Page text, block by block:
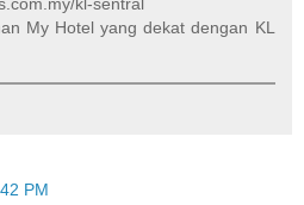
kl-sentral
My Hotel yang dekat dengan KL
PM